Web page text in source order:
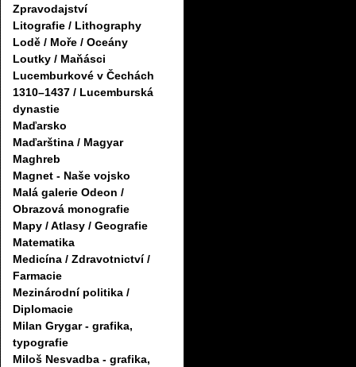
Zpravodajství
Litografie / Lithography
Lodě / Moře / Oceány
Loutky / Maňásci
Lucemburkové v Čechách
1310–1437 / Lucemburská
dynastie
Maďarsko
Maďarština / Magyar
Maghreb
Magnet - Naše vojsko
Malá galerie Odeon /
Obrazová monografie
Mapy / Atlasy / Geografie
Matematika
Medicína / Zdravotnictví /
Farmacie
Mezinárodní politika /
Diplomacie
Milan Grygar - grafika,
typografie
Miloš Nesvadba - grafika,